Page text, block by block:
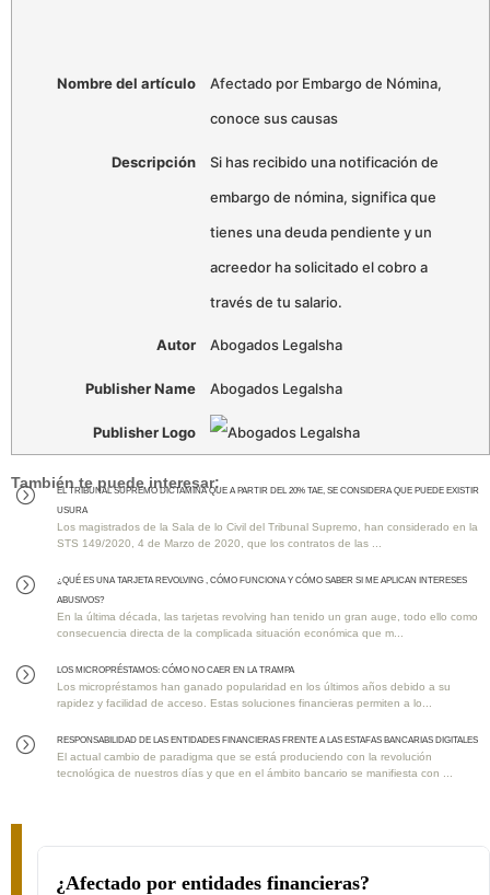
Nombre del artículo
Afectado por Embargo de Nómina,
conoce sus causas
Descripción
Si has recibido una notificación de
embargo de nómina, significa que
tienes una deuda pendiente y un
acreedor ha solicitado el cobro a
través de tu salario.
Autor Abogados Legalsha
Publisher Name Abogados Legalsha
Publisher Logo
También te puede interesar:
=
EL TRIBUNAL SUPREMO DICTAMINA QUE A PARTIR DEL 20% TAE, SE CONSIDERA QUE PUEDE EXISTIR
USURA
Los magistrados de la Sala de lo Civil del Tribunal Supremo, han considerado en la
STS 149/2020, 4 de Marzo de 2020, que los contratos de las ...
=
¿QUÉ ES UNA TARJETA REVOLVING , CÓMO FUNCIONA Y CÓMO SABER SI ME APLICAN INTERESES
ABUSIVOS?
En la última década, las tarjetas revolving han tenido un gran auge, todo ello como
consecuencia directa de la complicada situación económica que m...
= Los MICROPRÉSTAMOS: Cómo No Caer en la Trampa
Los micropréstamos han ganado popularidad en los últimos años debido a su
rapidez y facilidad de acceso. Estas soluciones financieras permiten a lo...
= RESPONSABILIDAD DE LAS ENTIDADES FINANCIERAS FRENTE A LAS ESTAFAS BANCARIAS DIGITALES
El actual cambio de paradigma que se está produciendo con la revolución
tecnológica de nuestros días y que en el ámbito bancario se manifiesta con ...
¿Afectado por entidades financieras?